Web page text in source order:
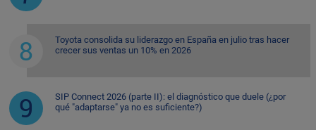
Toyota consolida su liderazgo en España en julio tras hacer
crecer sus ventas un 10% en 2026
SIP Connect 2026 (parte II): el diagnóstico que duele (¿por
qué "adaptarse" ya no es suficiente?)